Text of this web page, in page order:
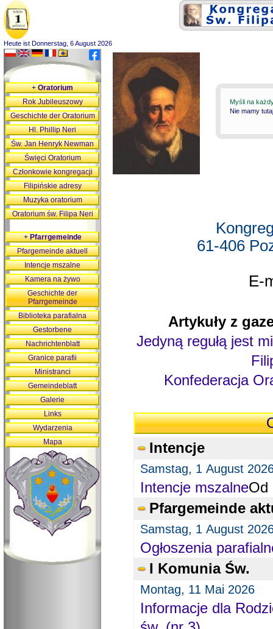
Heute ist Donnerstag, 6 August 2026
Myśli na
Nie mamy
61-406
E-
Artykuły z
Jedyną regułą jest
Konfederacja
Intencje
Samstag, 1 August
Intencje mszalneOd
Pfargemeinde
Samstag, 1 August
Ogłoszenia
I Komunia Św.
Montag, 11 Mai 2026
Informacje dla
+Oratorium
Rok Jubileuszowy
Geschichte der Oratorium
Hl. Phillip Neri
Św. Jan Henryk Newman
Święci Oratorium
Członkowie kongregacji
Filipińskie adresy
Muzyka oratorium
Oratorium św. Filipa Neri
+Pfarrgemeinde
Pfargemeinde aktuell
Intencje mszalne
Kamera na żywo
Geschichte der
Pfarrgemeinde
Biblioteka parafialna
Gestorbene
Nachrichtenblatt
Granice parafii
Ministranci
Gemeindeblatt
Galerie
Links
Wydarzenia
Mapa